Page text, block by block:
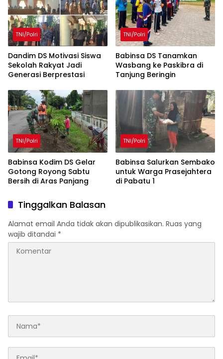
kepada Rakyat
TNI/Polri
Dandim DS Motivasi Siswa
Sekolah Rakyat Jadi
Generasi Berprestasi
TNI/Polri
Babinsa DS Tanamkan
Wasbang ke Paskibra di
Tanjung Beringin
TNI/Polri
Babinsa Kodim DS Gelar
Gotong Royong Sabtu
Bersih di Aras Panjang
TNI/Polri
Babinsa Salurkan Sembako
untuk Warga Prasejahtera
di Pabatu 1
Tinggalkan Balasan
Alamat email Anda tidak akan dipublikasikan. Ruas yang
wajib ditandai *